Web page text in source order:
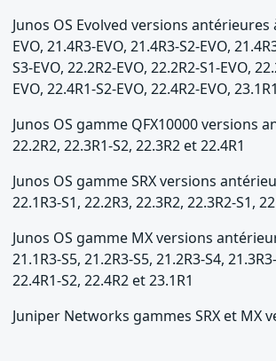
Junos OS Evolved versions antérieures à
EVO, 21.4R3-EVO, 21.4R3-S2-EVO,
S3-EVO, 22.2R2-EVO, 22.2R2-S1-EVO,
EVO, 22.4R1-S2-EVO, 22.4R2-EVO,
Junos OS gamme QFX10000 versions
22.2R2, 22.3R1-S2, 22.3R2 et 22.4R1
Junos OS gamme SRX versions
22.1R3-S1, 22.2R3, 22.3R2, 22.3R2-S1,
Junos OS gamme MX versions
21.1R3-S5, 21.2R3-S5, 21.2R3-S4,
22.4R1-S2, 22.4R2 et 23.1R1
Juniper Networks gammes SRX et MX